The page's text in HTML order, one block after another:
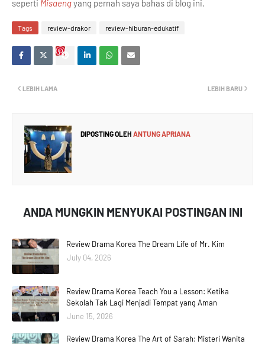
seperti Misaengyang pernah saya bahas di blog ini.
Tags review-drakor review-hiburan-edukatif
LEBIH BARU
LEBIH LAMA
DIPOSTING OLEH ANTUNG APRIANA
ANDA MUNGKIN MENYUKAI POSTINGAN INI
Review Drama Korea The Dream Life of Mr. Kim
July 04, 2026
Review Drama Korea Teach You a Lesson: Ketika
Sekolah Tak Lagi Menjadi Tempat yang Aman
June 15, 2026
Review Drama Korea The Art of Sarah: Misteri Wanita